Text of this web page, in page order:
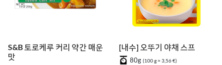
S&B 토로케루 커리 약간 매운
맛
[내수] 오뚜기 야채 스프
80g (100 g = 3,56 €)